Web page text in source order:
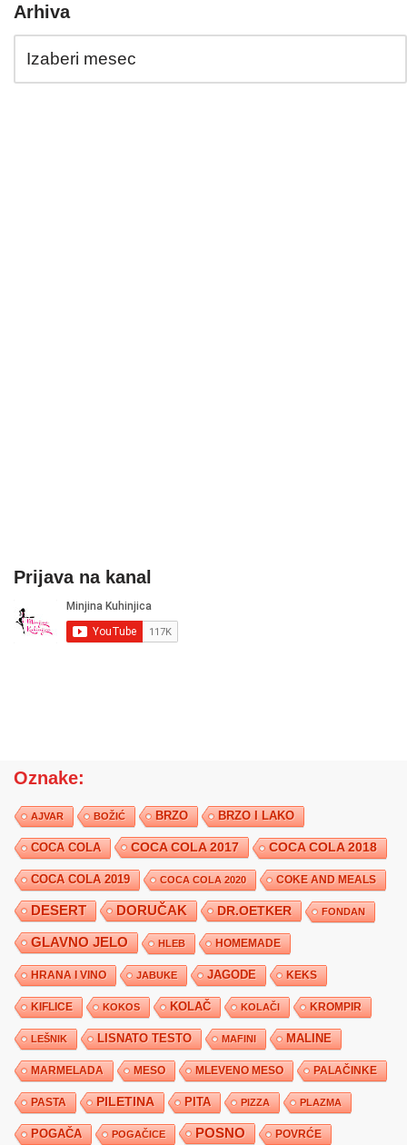
Arhiva
Prijava na kanal
Oznake:
AJVAR BOŽIĆ BRZO BRZO I LAKO
COCA COLA COCA COLA 2017 COCA COLA 2018
COCA COLA 2019 COCA COLA 2020 COKE AND MEALS
DESERT DORUČAK DR.OETKER FONDAN
GLAVNO JELO HLEB HOMEMADE
HRANA I VINO JABUKE JAGODE KEKS
KIFLICE KOKOS KOLAČ KOLAČI KROMPIR
LEŠNIK LISNATO TESTO MAFINI MALINE
MARMELADA MESO MLEVENO MESO PALAČINKE
PASTA PILETINA PITA PIZZA PLAZMA
POGAČA POGAČICE POSNO POVRĆE